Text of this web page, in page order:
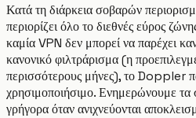
Κατά τη διάρκεια σοβαρών
περιορίζει όλο το διεθνές εύρος
καμία VPN δεν μπορεί να παρέχει
κανονικό φιλτράρισμα (η
περισσότερους μήνες), το Doppler
χρησιμοποιήσιμο. Ενημερώνουμε τα
γρήγορα όταν ανιχνεύονται